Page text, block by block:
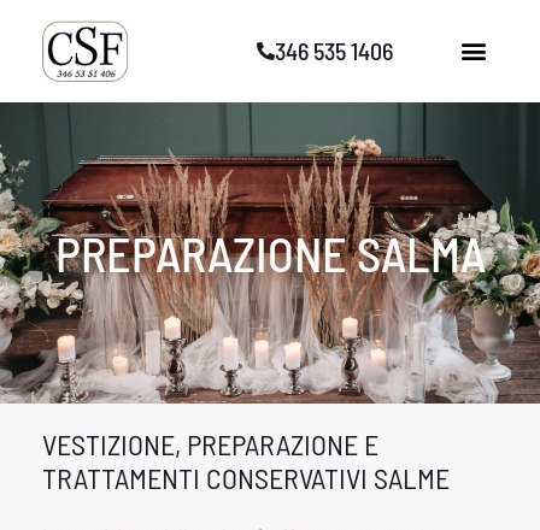
contenuto
346 535 1406
PREPARAZIONE SALMA
VESTIZIONE, PREPARAZIONE E
TRATTAMENTI CONSERVATIVI SALME